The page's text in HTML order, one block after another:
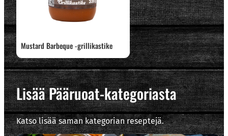
Mustard Barbeque -grillikastike
Lisää Pääruoat-kategoriasta
Katso lisää saman kategorian reseptejä.